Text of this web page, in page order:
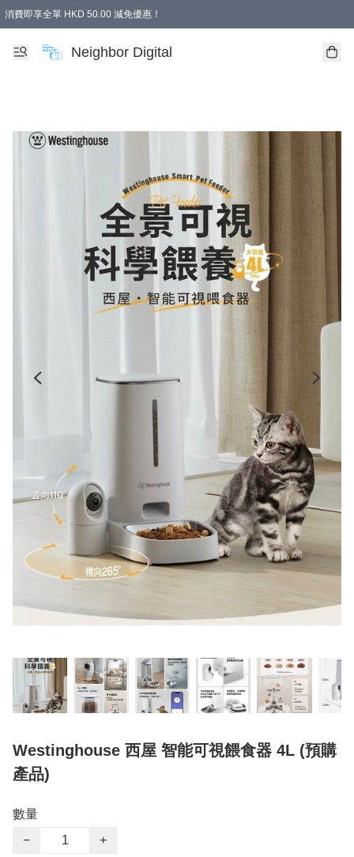
消費即享全單 HKD 50.00 減免優惠！
Neighbor Digital
Westinghouse 西屋 智能可視餵食器 4L (預購
產品)
數量
−
+